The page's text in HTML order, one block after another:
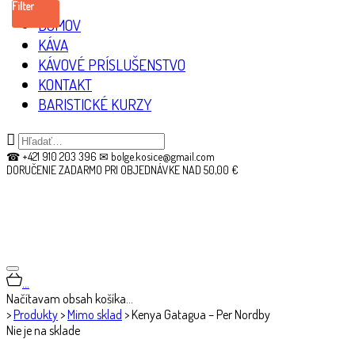
DOMOV
KÁVA
KÁVOVÉ PRÍSLUŠENSTVO
KONTAKT
BARISTICKÉ KURZY
☎ +421 910 203 396 ✉ bolge.kosice@gmail.com
DORUČENIE ZADARMO PRI OBJEDNÁVKE NAD 50,00 €
…
Načítavam obsah košíka…
>Produkty>Mimo sklad >Kenya Gatagua – Per Nordby
Nie je na sklade
Filter